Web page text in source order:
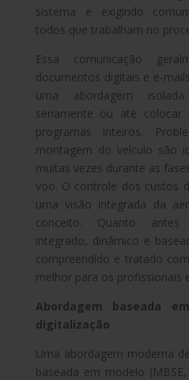
sistema e exigindo
todos que trabalham no
Essa comunicação
documentos digitais e e-
uma abordagem
seriamente ou até
programas inteiros.
montagem do veículo são
muitas vezes durante as
voo. O controle dos custos
uma visão integrada da
conceito. Quanto antes
integrado, dinâmico e
compreendido e tratado
melhor para os profissionais
Abordagem baseada
digitalização
Uma abordagem moderna
baseada em modelo